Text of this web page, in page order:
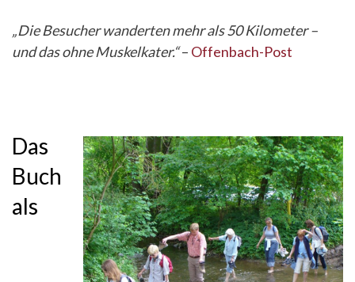
„Die Besucher wanderten mehr als 50 Kilometer –
und das ohne Muskelkater.“– Offenbach-Post
Das
Buch
als